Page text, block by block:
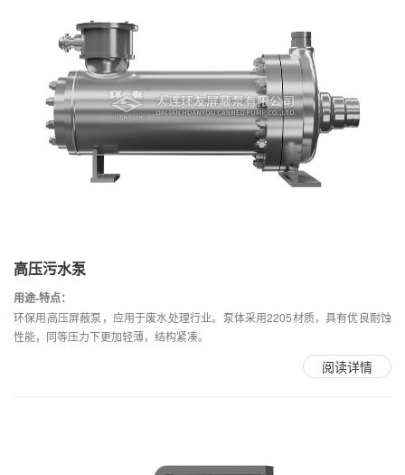
高压污水泵
用途-特点：
环保用高压屏蔽泵，应用于废水处理行业。泵体采用2205材质，具有优良耐蚀
性能，同等压力下更加轻薄，结构紧凑。
阅读详情